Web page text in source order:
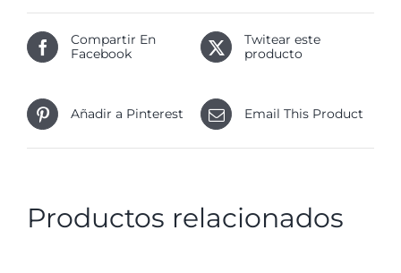
Compartir En
Facebook
Twitear este
producto
Añadir a Pinterest Email This Product
Productos relacionados